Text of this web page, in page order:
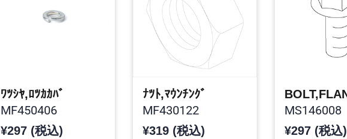
ﾜﾂｼﾔ,ﾛﾂｶｶﾊﾞ
MF450406
¥297 (税込)
ﾅﾂﾄ,ﾏｳﾝﾁﾝｸﾞ
MF430122
¥319 (税込)
MS146008
¥297 (税込)